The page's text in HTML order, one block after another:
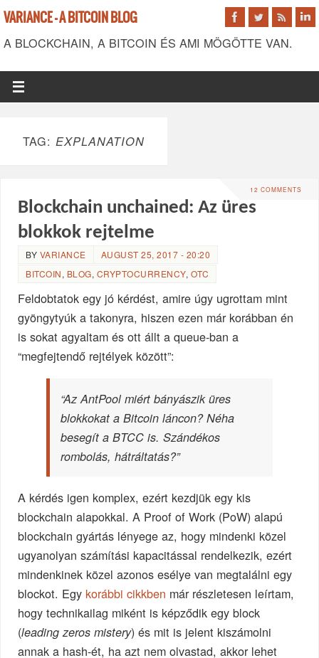
VARIANCE - A BITCOIN BLOG
A BLOCKCHAIN, A BITCOIN ÉS AMI MÖGÖTTE VAN.
TAG: EXPLANATION
12 COMMENTS
Blockchain unchained: Az üres
blokkok rejtelme
BY VARIANCE
AUGUST 25, 2017 - 20:20
BITCOIN, BLOG, CRYPTOCURRENCY, OTC
Feldobtatok egy jó kérdést, amire úgy ugrottam mint
gyöngytyúk a takonyra, hiszen ezen már korábban én
is sokat agyaltam és ott állt a queue-ban a
“megfejtendő rejtélyek között”:
“Az AntPool miért bányászik üres
blokkokat a Bitcoin láncon? Néha
besegít a BTCC is. Szándékos
rombolás, hátráltatás?”
A kérdés igen komplex, ezért kezdjük egy kis
blockchain alapokkal. A Proof of Work (PoW) alapú
blockchain gyártás lényege az, hogy mindenki közel
ugyanolyan számítási kapacitással rendelkezik, ezért
mindenkinek közel azonos esélye van megtalálni egy
blockot. Egy korábbi cikkben már részletesen leírtam,
hogy technikailag miként is képződik egy block
(leading zeros mistery) és mit is jelent kiszámolni
annak a hash-ét, ha azt nem olvastad, akkor lehet